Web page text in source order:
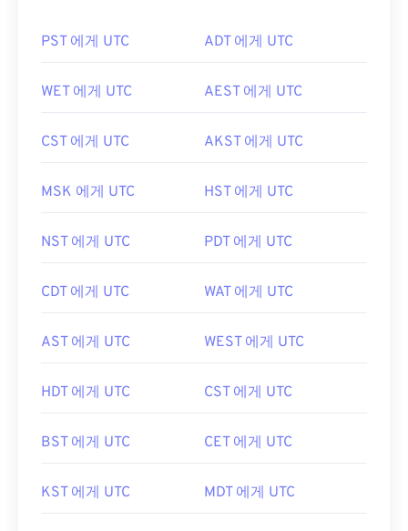
PST 에게 UTC ADT 에게 UTC
WET 에게 UTC AEST 에게 UTC
CST 에게 UTC AKST 에게 UTC
MSK 에게 UTC HST 에게 UTC
NST 에게 UTC PDT 에게 UTC
CDT 에게 UTC WAT 에게 UTC
AST 에게 UTC WEST 에게 UTC
HDT 에게 UTC CST 에게 UTC
BST 에게 UTC CET 에게 UTC
KST 에게 UTC MDT 에게 UTC